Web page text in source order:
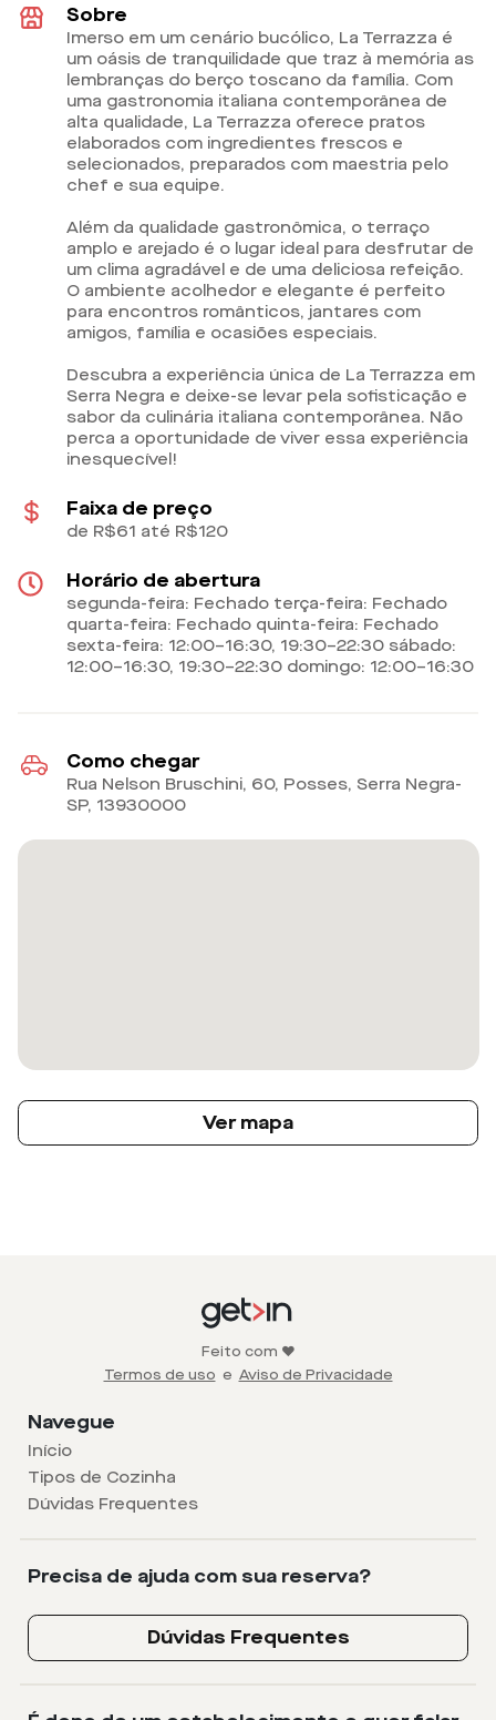
Sobre
Imerso em um cenário bucólico, La Terrazza é
um oásis de tranquilidade que traz à memória as
lembranças do berço toscano da família. Com
uma gastronomia italiana contemporânea de
alta qualidade, La Terrazza oferece pratos
elaborados com ingredientes frescos e
selecionados, preparados com maestria pelo
chef e sua equipe.
Além da qualidade gastronômica, o terraço
amplo e arejado é o lugar ideal para desfrutar de
um clima agradável e de uma deliciosa refeição.
O ambiente acolhedor e elegante é perfeito
para encontros românticos, jantares com
amigos, família e ocasiões especiais.
Descubra a experiência única de La Terrazza em
Serra Negra e deixe-se levar pela sofisticação e
sabor da culinária italiana contemporânea. Não
perca a oportunidade de viver essa experiência
inesquecível!
Faixa de preço
de R$61 até R$120
Horário de abertura
segunda-feira: Fechado terça-feira: Fechado
quarta-feira: Fechado quinta-feira: Fechado
sexta-feira: 12:00–16:30, 19:30–22:30 sábado:
12:00–16:30, 19:30–22:30 domingo: 12:00–16:30
Como chegar
Rua Nelson Bruschini, 60, Posses, Serra Negra-
SP, 13930000
Ver mapa
Feito com ❤️
Termos de uso e Aviso de Privacidade
Navegue
Início
Tipos de Cozinha
Dúvidas Frequentes
Precisa de ajuda com sua reserva?
Dúvidas Frequentes